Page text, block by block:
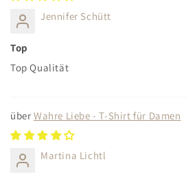
Jennifer Schütt
Top
Top Qualität
Wahre Liebe - T-Shirt für Damen
Martina Lichtl